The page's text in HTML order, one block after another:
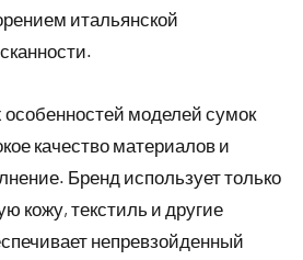
итальянской
моделей сумок
качество материалов и
Бренд использует только
кожу, текстиль и другие
непревзойденный